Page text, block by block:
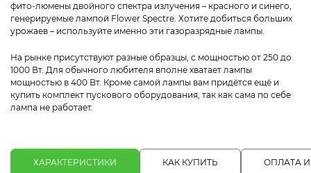
фито-люмены двойного спектра излучения – красного и синего,
генерируемые лампой Flower Spectre. Хотите добиться больших
урожаев – используйте именно эти газоразрядные лампы.
На рынке присутствуют разные образцы, с мощностью от 250 до
1000 Вт. Для обычного любителя вполне хватает лампы
мощностью в 400 Вт. Кроме самой лампы вам придётся ещё и
купить комплект пускового оборудования, так как сама по себе
лампа не работает.
ХАРАКТЕРИСТИКИ КАК КУПИТЬ ОПЛАТА